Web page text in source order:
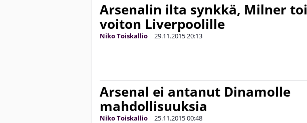
Arsenalin ilta synkkä, Milner toi
voiton Liverpoolille
Niko Toiskallio | 29.11.201520:13
Arsenal ei antanut Dinamolle
mahdollisuuksia
Niko Toiskallio | 25.11.201500:48